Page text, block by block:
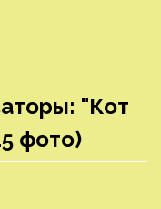
"Кот
фото)